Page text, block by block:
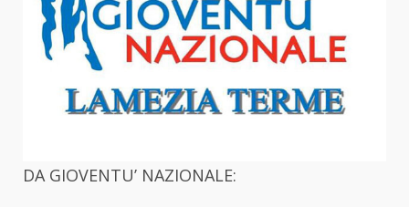
DA GIOVENTU’ NAZIONALE: